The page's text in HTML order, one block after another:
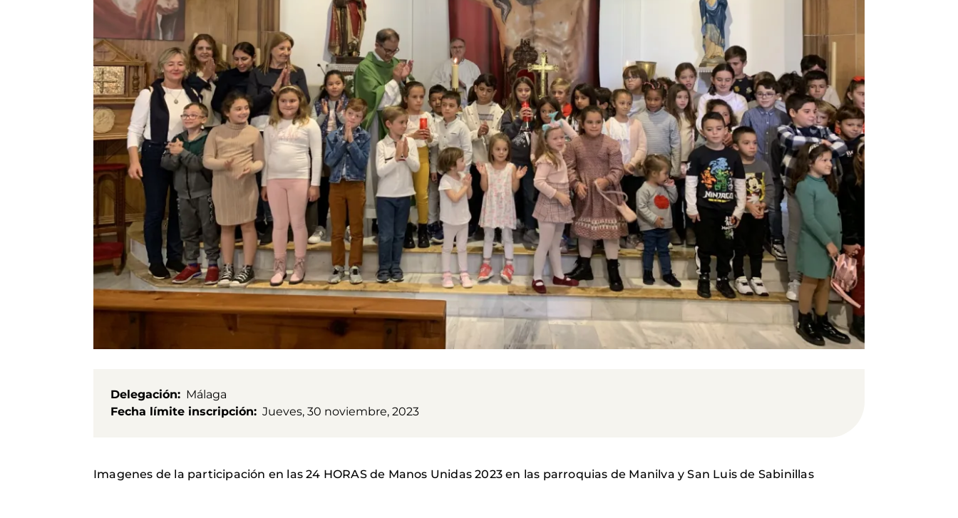
Delegación
Málaga
Fecha límite inscripción
Jueves, 30 noviembre, 2023
Imagenes de la participación en las 24 HORAS de Manos Unidas 2023 en las parroquias de Manilva y San Luis de Sabinillas